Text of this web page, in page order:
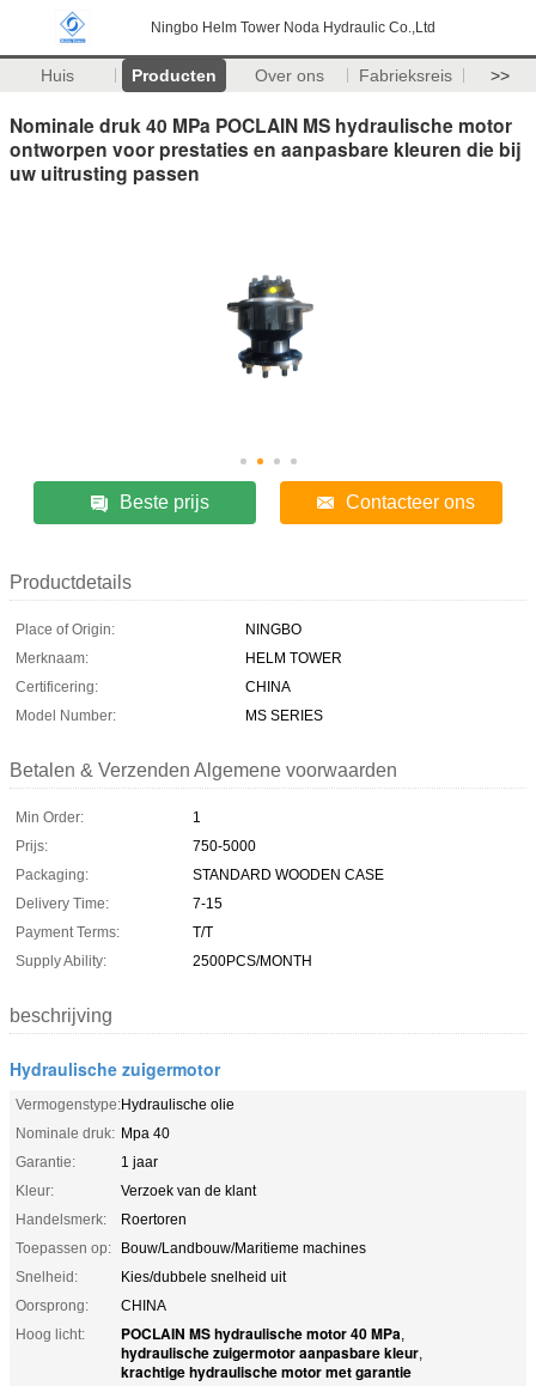
Ningbo Helm Tower Noda Hydraulic Co.,Ltd
Huis Producten Over ons Fabrieksreis >>
Nominale druk 40 MPa POCLAIN MS hydraulische motor
ontworpen voor prestaties en aanpasbare kleuren die bij
uw uitrusting passen
Beste prijs Contacteer ons
Productdetails
Place of Origin:
NINGBO
Merknaam:
HELM TOWER
Certificering:
CHINA
Model Number:
MS SERIES
Betalen & Verzenden Algemene voorwaarden
Min Order:
1
Prijs:
750-5000
Packaging:
STANDARD WOODEN CASE
Delivery Time:
7-15
Payment Terms:
T/T
Supply Ability:
2500PCS/MONTH
beschrijving
Hydraulische zuigermotor
Vermogenstype:Hydraulische olie
Nominale druk: Mpa 40
Garantie:
1 jaar
Kleur:
Verzoek van de klant
Handelsmerk:
Roertoren
Toepassen op:
Bouw/Landbouw/Maritieme machines
Snelheid:
Kies/dubbele snelheid uit
Oorsprong:
CHINA
Hoog licht:
POCLAIN MS hydraulische motor 40 MPa,
hydraulische zuigermotor aanpasbare kleur,
krachtige hydraulische motor met garantie